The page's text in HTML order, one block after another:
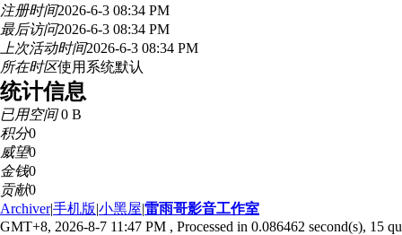
注册时间2026-6-3 08:34 PM
最后访问2026-6-3 08:34 PM
上次活动时间2026-6-3 08:34 PM
所在时区使用系统默认
统计信息
已用空间0 B
积分0
威望0
金钱0
贡献0
Archiver|手机版|小黑屋|雷雨哥影音工作室
GMT+8, 2026-8-7 11:47 PM , Processed in 0.086462 second(s), 15